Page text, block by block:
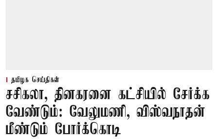
தமிழக செய்திகள்
சசிகலா, தினகரனை கட்சியில் சேர்க்க
வேண்டும்: வேலுமணி, விஸ்வநாதன்
மீண்டும் போர்க்கொடி